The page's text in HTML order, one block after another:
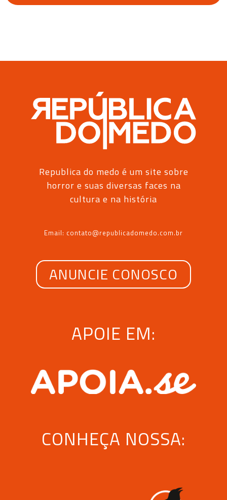
Republica do medo é um site sobre
horror e suas diversas faces na
cultura e na história
Email: contato@republicadomedo.com.br
ANUNCIE CONOSCO
APOIE EM:
CONHEÇA NOSSA: